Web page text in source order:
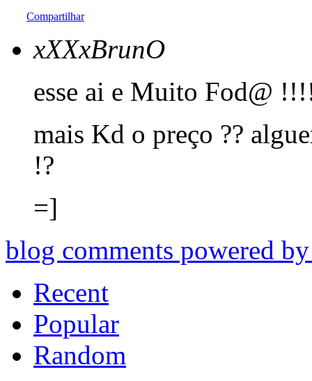
Compartilhar
xXXxBrunO
esse ai e Muito Fod@
mais Kd o preço ??
!?
=]
blog comments powered
Recent
Popular
Random